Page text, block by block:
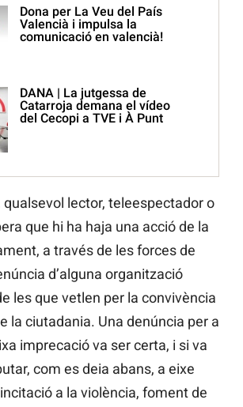
Dona per La Veu del País
Valencià i impulsa la
comunicació en valencià!
DANA | La jutgessa de
Catarroja demana el vídeo
del Cecopi a TVE i À Punt
lector, teleespectador o
que hi ha haja una acció de la
a través de les forces de
d’alguna organització
les que vetlen per la convivència
la ciutadania. Una denúncia per a
imprecació va ser certa, i si va
com es deia abans, a eixe
incitació a la violència, foment de